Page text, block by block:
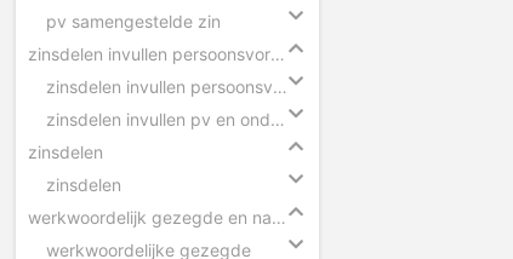
pv samengestelde zin
zinsdelen invullen persoonsvorm en onderwerp
zinsdelen invullen persoonsvorm
zinsdelen invullen pv en onderwerp
zinsdelen
zinsdelen
werkwoordelijk gezegde en naamwoordelijk gezegde
werkwoordelijke gezegde